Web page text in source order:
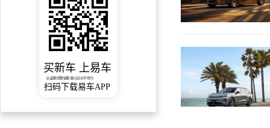
买新车 上易车
认证顾问微信聊 放心比价不吃亏
扫码下载易车APP